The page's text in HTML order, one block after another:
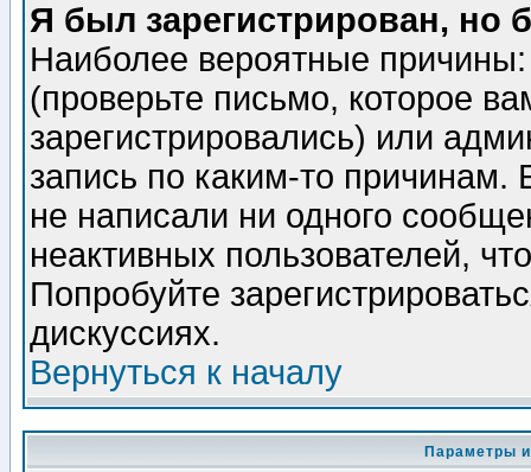
Я был зарегистрирован, но
Наиболее вероятные
(проверьте письмо, которое
зарегистрировались) или
запись по каким-то
не написали ни одного
неактивных пользователей,
Попробуйте
дискуссиях.
Вернуться к началу
Параметры